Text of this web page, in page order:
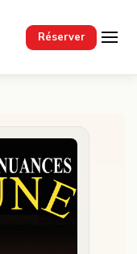
Réserver